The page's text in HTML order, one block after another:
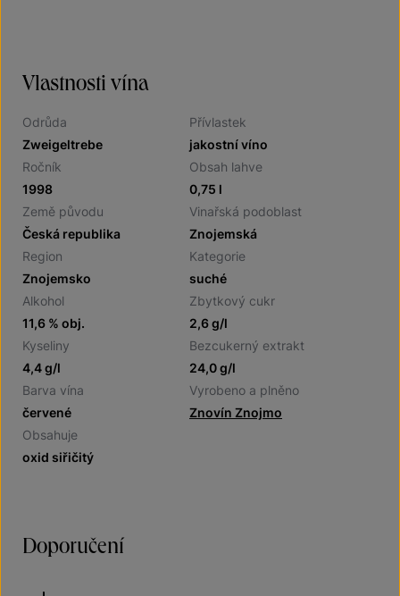
Vlastnosti vína
Odrůda
Zweigeltrebe
Přívlastek
jakostní víno
Ročník
1998
Obsah lahve
0,75 l
Země původu
Česká republika
Vinařská podoblast
Znojemská
Region
Znojemsko
Kategorie
suché
Alkohol
11,6 % obj.
Zbytkový cukr
2,6 g/l
Kyseliny
4,4 g/l
Bezcukerný extrakt
24,0 g/l
Barva vína
červené
Vyrobeno a plněno
Znovín Znojmo
Obsahuje
oxid siřičitý
Doporučení